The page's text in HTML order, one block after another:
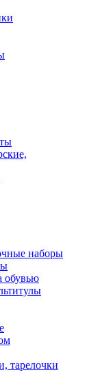
наборы
обувью
тарелочки